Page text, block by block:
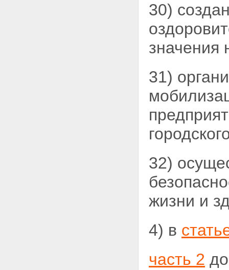
30)
значения
31)
32)
жизни и
4) в
часть 2